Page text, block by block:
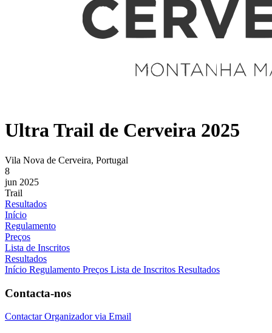
Ultra Trail de Cerveira 2025
Vila Nova de Cerveira, Portugal
8
jun 2025
Trail
Resultados
Início
Regulamento
Preços
Lista de Inscritos
Resultados
Início Regulamento Preços Lista de Inscritos Resultados
Contacta-nos
Contactar Organizador via Email